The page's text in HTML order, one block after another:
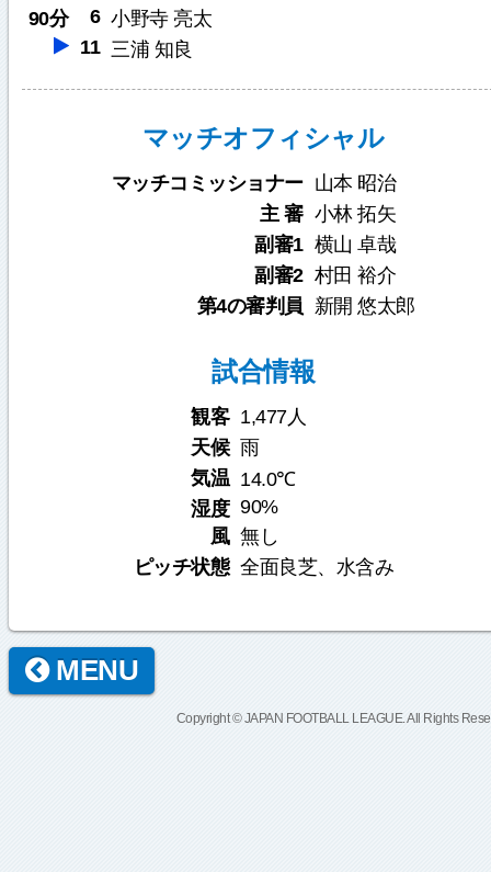
90分
6 小野寺 亮太
11 三浦 知良
マッチオフィシャル
マッチコミッショナー 山本 昭治
主 審 小林 拓矢
副審1 横山 卓哉
副審2 村田 裕介
第4の審判員 新開 悠太郎
試合情報
観客 1,477人
天候 雨
気温 14.0℃
湿度 90%
風 無し
ピッチ状態 全面良芝、水含み
MENU
Copyright © JAPAN FOOTBALL LEAGUE. All Rights